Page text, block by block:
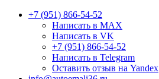
+7 (951) 866-54-52
Написать в MAX
Написать в VK
+7 (951) 866-54-52
Написать в Telegram
Оставить отзыв на Yandex